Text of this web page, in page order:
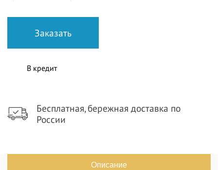
В кредит
Бесплатная, бережная доставка по
России
Описание